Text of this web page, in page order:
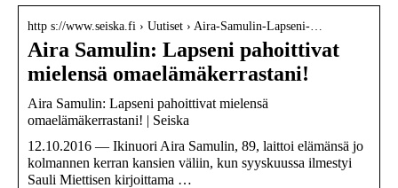
http s://www.seiska.fi › Uutiset › Aira-Samulin-Lapseni-…
Aira Samulin: Lapseni pahoittivat
mielensä omaelämäkerrastani!
Aira Samulin: Lapseni pahoittivat mielensä
omaelämäkerrastani! | Seiska
12.10.2016 — Ikinuori Aira Samulin, 89, laittoi elämänsä jo
kolmannen kerran kansien väliin, kun syyskuussa ilmestyi
Sauli Miettisen kirjoittama …